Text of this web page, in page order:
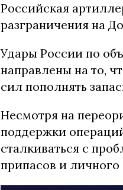
Российская
разграничения на
Удары России по
направлены на то,
сил пополнять
Несмотря на
поддержки
сталкиваться с
припасов и личного